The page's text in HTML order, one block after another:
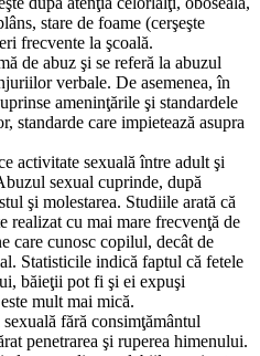
stare de foame (cerşeşte
frecvente la şcoală.
de abuz şi se referă la abuzul
verbale. De asemenea, în
ameninţările şi standardele
standarde care impietează asupra
activitate sexuală între adult şi
sexual cuprinde, după
şi molestarea. Studiile arată că
realizat cu mai mare frecvenţă de
care cunosc copilul, decât de
Statisticile indică faptul că fetele
băieţii pot fi şi ei expuşi
mult mai mică.
fără consimţământul
penetrarea şi ruperea himenului.